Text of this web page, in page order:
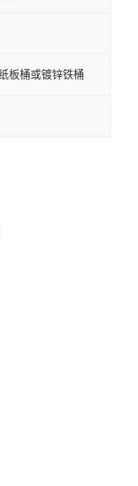
板桶或镀锌铁桶